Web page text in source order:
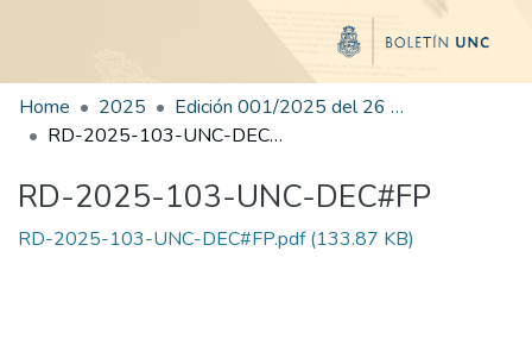
Home 2025
Edición 001/2025 del 26 de mayo de 2025
RD-2025-103-UNC-DEC#FP
RD-2025-103-UNC-DEC#FP
RD-2025-103-UNC-DEC#FP.pdf(133.87 KB)